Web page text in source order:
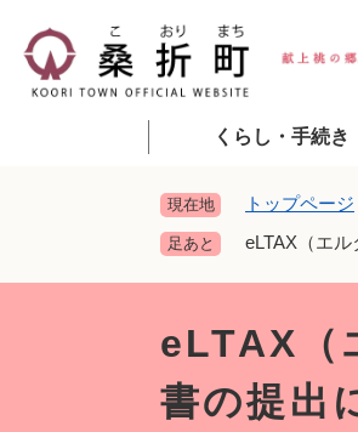
くらし・手続き
現在地 トップページ
足あと eLTAX（エ
eLTAX（
書の提出